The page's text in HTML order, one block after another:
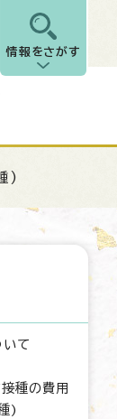
情報をさがす
)
て
種の費用
)